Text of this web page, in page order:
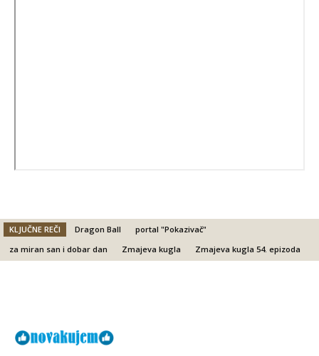
KLJUČNE REČI Dragon Ball
portal "Pokazivač"
za miran san i dobar dan
Zmajeva kugla Zmajeva kugla 54. epizoda